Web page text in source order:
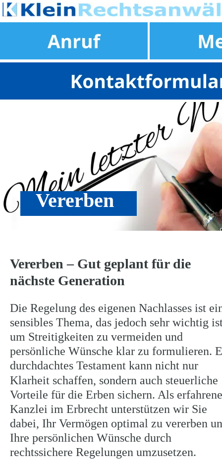
Vererben
Vererben – Gut geplant für die
nächste Generation
Die Regelung des eigenen Nachlasses ist
sensibles Thema, das jedoch sehr wichtig
um Streitigkeiten zu vermeiden und
persönliche Wünsche klar zu formulieren.
durchdachtes Testament kann nicht nur
Klarheit schaffen, sondern auch steuerliche
Vorteile für die Erben sichern. Als
Kanzlei im Erbrecht unterstützen wir Sie
dabei, Ihr Vermögen optimal zu vererben
Ihre persönlichen Wünsche durch
rechtssichere Regelungen umzusetzen.
Datenschutzeinstellungen anpassen